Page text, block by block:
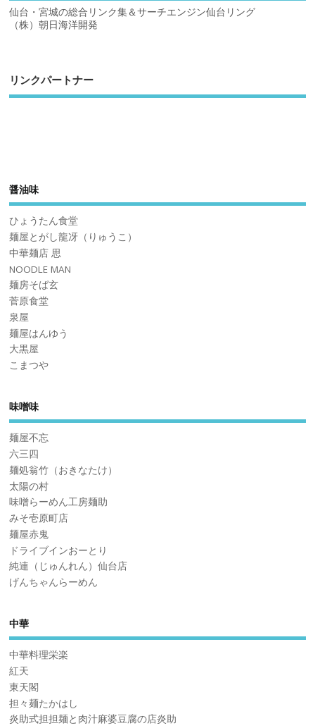
仙台・宮城の総合リンク集＆サーチエンジン仙台リング
（株）朝日海洋開発
リンクパートナー
醤油味
ひょうたん食堂
麺屋とがし龍冴（りゅうこ）
中華麺店 思
NOODLE MAN
麺房そば玄
菅原食堂
泉屋
麺屋はんゆう
大黒屋
こまつや
味噌味
麺屋不忘
六三四
麺処翁竹（おきなたけ）
太陽の村
味噌らーめん工房麺助
みそ壱原町店
麺屋赤鬼
ドライブインおーとり
純連（じゅんれん）仙台店
げんちゃんらーめん
中華
中華料理栄楽
紅天
東天閣
担々麺たかはし
炎助式担担麺と肉汁麻婆豆腐の店炎助